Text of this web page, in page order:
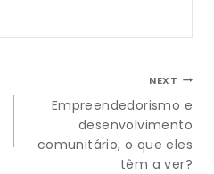
NEXT
Empreendedorismo e
desenvolvimento
comunitário, o que eles
têm a ver?